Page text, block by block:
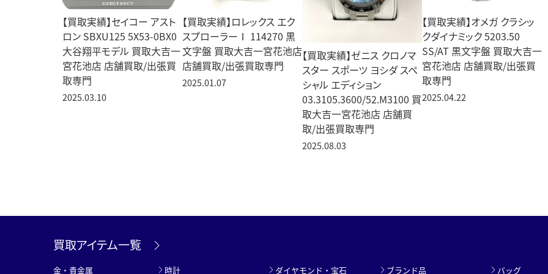
【買取実績】セイコー アスト
ロン SBXU125 5X53-0BX0
大谷翔平モデル 買取大吉一
宮花池店 店舗買取/出張買
取専門
2025.03.10
【買取実績】ロレックス エク
スプローラーⅠ 114270 黒
文字盤 買取大吉一宮花池店
店舗買取/出張買取専門
2025.01.07
【買取実績】ゼニス クロノマ
スター スポーツ ヨシダ スペ
シャル エディション
03.3105.3600/52.M3100 買
取大吉一宮花池店 店舗買
取/出張買取専門
2025.08.03
【買取実績】オメガ クラシッ
クダイナミック 5203.50
SS/AT 黒文字盤 買取大吉一
宮花池店 店舗買取/出張買
取専門
2025.04.22
買取アイテム一覧
金・貴金属 時計 ダイヤモンド・宝石 ブランド品 バッグ